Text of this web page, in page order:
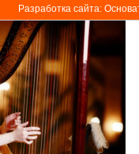
Разработка сайта: